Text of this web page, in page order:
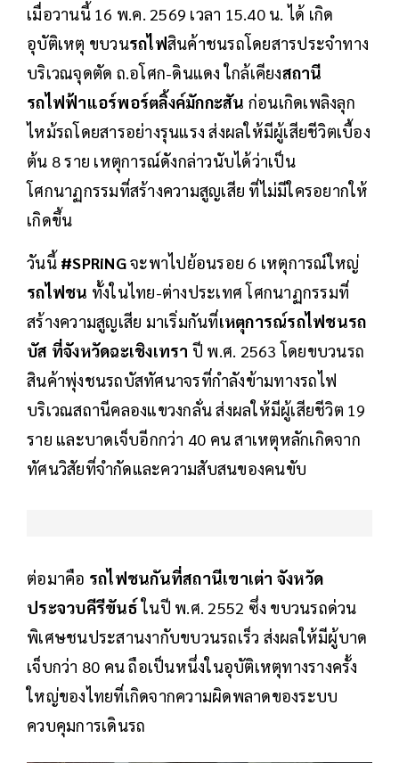
เมื่อวานนี้ 16 พ.ค. 2569 เวลา 15.40 น. ได้ เกิด
อุบัติเหตุ ขบวนรถไฟสินค้าชนรถโดยสารประจำทาง
บริเวณจุดตัด ถ.อโศก-ดินแดง ใกล้เคียงสถานี
รถไฟฟ้าแอร์พอร์ตลิ้งค์มักกะสัน ก่อนเกิดเพลิงลุก
ไหม้รถโดยสารอย่างรุนแรง ส่งผลให้มีผู้เสียชีวิตเบื้อง
ต้น 8 ราย เหตุการณ์ดังกล่าวนับได้ว่าเป็น
โศกนาฏกรรมที่สร้างความสูญเสีย ที่ไม่มีใครอยากให้
เกิดขึ้น
วันนี้ #SPRiNGจะพาไปย้อนรอย 6 เหตุการณ์ใหญ่
รถไฟชน ทั้งในไทย-ต่างประเทศ โศกนาฏกรรมที่
สร้างความสูญเสีย มาเริ่มกันที่เหตุการณ์รถไฟชนรถ
บัส ที่จังหวัดฉะเชิงเทรา ปี พ.ศ. 2563 โดยขบวนรถ
สินค้าพุ่งชนรถบัสทัศนาจรที่กำลังข้ามทางรถไฟ
บริเวณสถานีคลองแขวงกลั่น ส่งผลให้มีผู้เสียชีวิต 19
ราย และบาดเจ็บอีกกว่า 40 คน สาเหตุหลักเกิดจาก
ทัศนวิสัยที่จำกัดและความสับสนของคนขับ
ต่อมาคือ รถไฟชนกันที่สถานีเขาเต่า จังหวัด
ประจวบคีรีขันธ์ในปี พ.ศ. 2552 ซึ่ง ขบวนรถด่วน
พิเศษชนประสานงากับขบวนรถเร็ว ส่งผลให้มีผู้บาด
เจ็บกว่า 80 คน ถือเป็นหนึ่งในอุบัติเหตุทางรางครั้ง
ใหญ่ของไทยที่เกิดจากความผิดพลาดของระบบ
ควบคุมการเดินรถ